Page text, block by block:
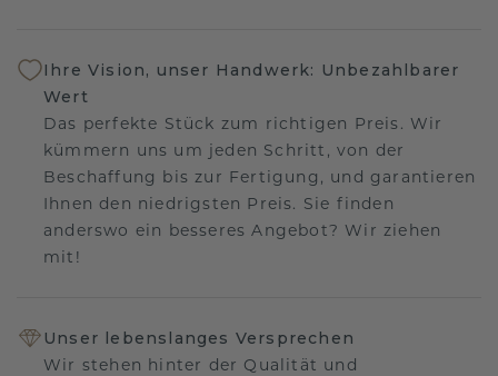
Ihre Vision, unser Handwerk: Unbezahlbarer
Wert
Das perfekte Stück zum richtigen Preis. Wir
kümmern uns um jeden Schritt, von der
Beschaffung bis zur Fertigung, und garantieren
Ihnen den niedrigsten Preis. Sie finden
anderswo ein besseres Angebot? Wir ziehen
mit!
Unser lebenslanges Versprechen
Wir stehen hinter der Qualität und